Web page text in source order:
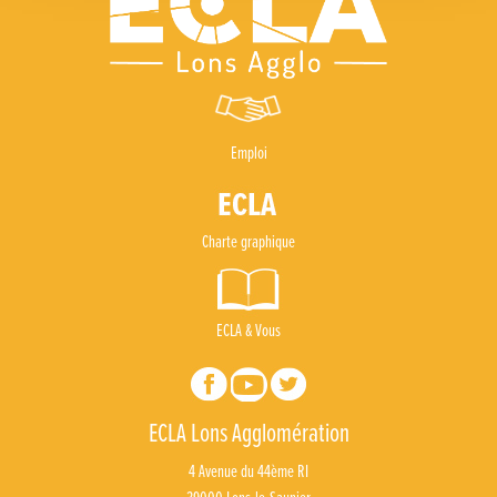
Emploi
Charte graphique
ECLA & Vous
ECLA Lons Agglomération
4 Avenue du 44ème RI